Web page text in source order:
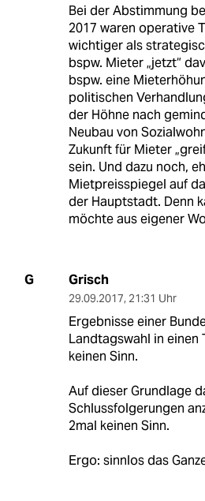
Bei der Abstimmung
2017 waren operative
wichtiger als
bspw. Mieter „jetzt“
bspw. eine
politischen
der Höhne nach
Neubau von
Zukunft für Mieter
sein. Und dazu noch,
Mietpreisspiegel auf
der Hauptstadt. Denn
möchte aus eigener
G Grisch
29.09.2017, 21:31 Uhr
Ergebnisse einer
Landtagswahl in einen
keinen Sinn.
Auf dieser Grundlage
Schlussfolgerungen
2mal keinen Sinn.
Ergo: sinnlos das